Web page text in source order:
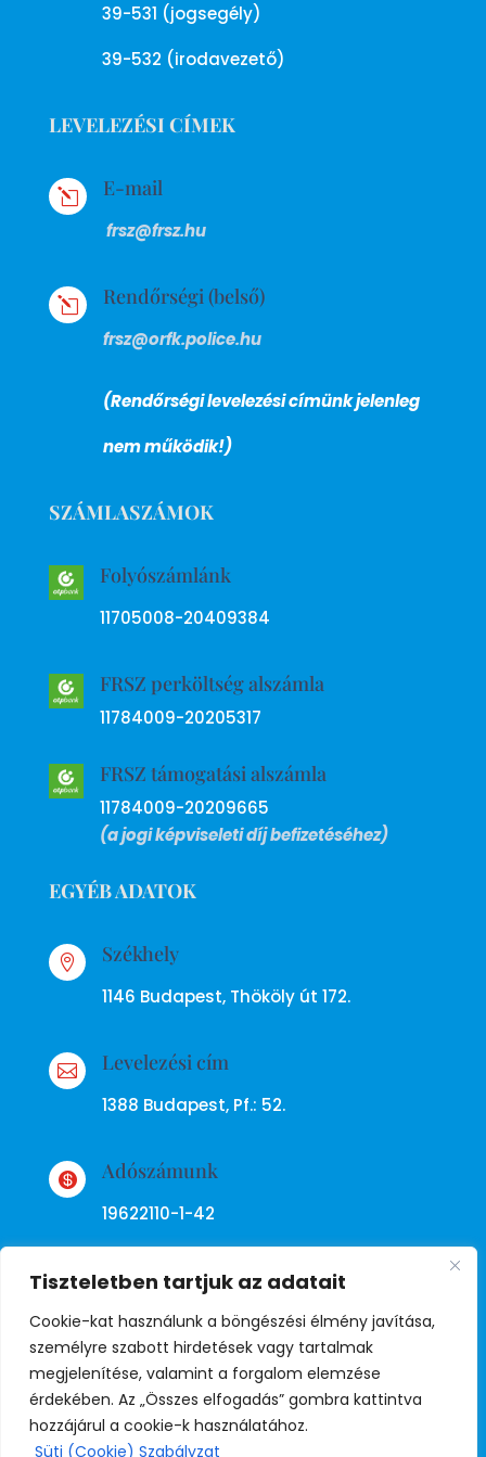
Tiszteletben tartjuk az adatait
Cookie-kat használunk a böngészési élmény javítása,
személyre szabott hirdetések vagy tartalmak
megjelenítése, valamint a forgalom elemzése
érdekében. Az „Összes elfogadás” gombra kattintva
hozzájárul a cookie-k használatához.
Süti (Cookie) Szabályzat
39-531 (jogsegély)
39-532 (irodavezető)
LEVELEZÉSI CÍMEK
l E-mail
frsz@frsz.hu
l Rendőrségi (belső)
frsz@orfk.police.hu
(Rendőrségi levelezési címünk jelenleg
nem működik!)
SZÁMLASZÁMOK
Folyószámlánk
11705008-20409384
FRSZ perköltség alszámla
11784009-20205317
FRSZ támogatási alszámla
11784009-20209665
(a jogi képviseleti díj befizetéséhez)
EGYÉB ADATOK
 Székhely
1146 Budapest, Thököly út 172.
 Levelezési cím
1388 Budapest, Pf.: 52.
 Adószámunk
19622110-1-42
Adatkezelési tájékoztató